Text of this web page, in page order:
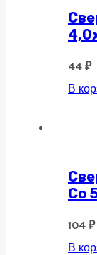
44 ₽
В
Co
104 ₽
В